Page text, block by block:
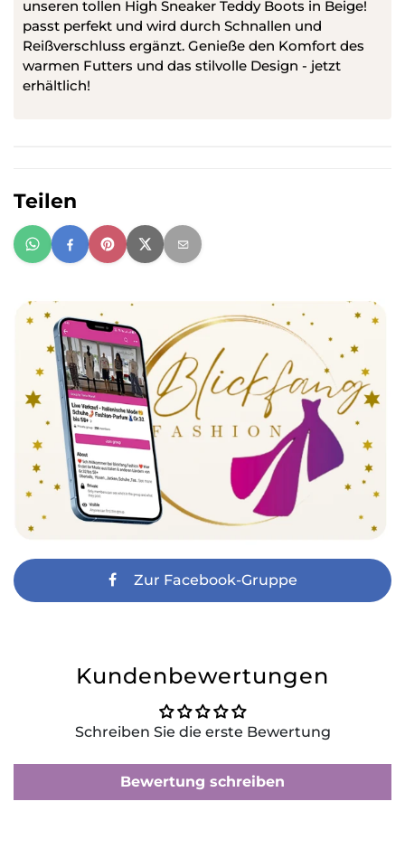
unseren tollen High Sneaker Teddy Boots in Beige!
passt perfekt und wird durch Schnallen und
Reißverschluss ergänzt. Genieße den Komfort des
warmen Futters und das stilvolle Design - jetzt
erhältlich!
Teilen
Zur Facebook-Gruppe
Kundenbewertungen
Schreiben Sie die erste Bewertung
Bewertung schreiben